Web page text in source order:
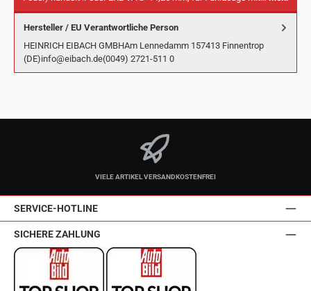
Hersteller / EU Verantwortliche Person
HEINRICH EIBACH GMBHAm Lennedamm 157413 Finnentrop
(DE)info@eibach.de(0049) 2721-511 0
VIELE ARTIKEL VERSANDKOSTENFREI
SERVICE-HOTLINE
SICHERE ZAHLUNG